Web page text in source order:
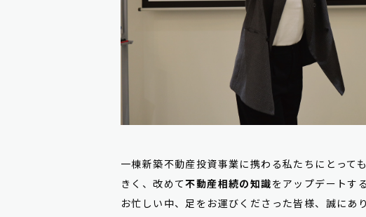
一棟新築不動産投資事業に携わる私たちにとって
きく、改めて不動産相続の知識をアップデートす
お忙しい中、足をお運びくださった皆様、誠にあ